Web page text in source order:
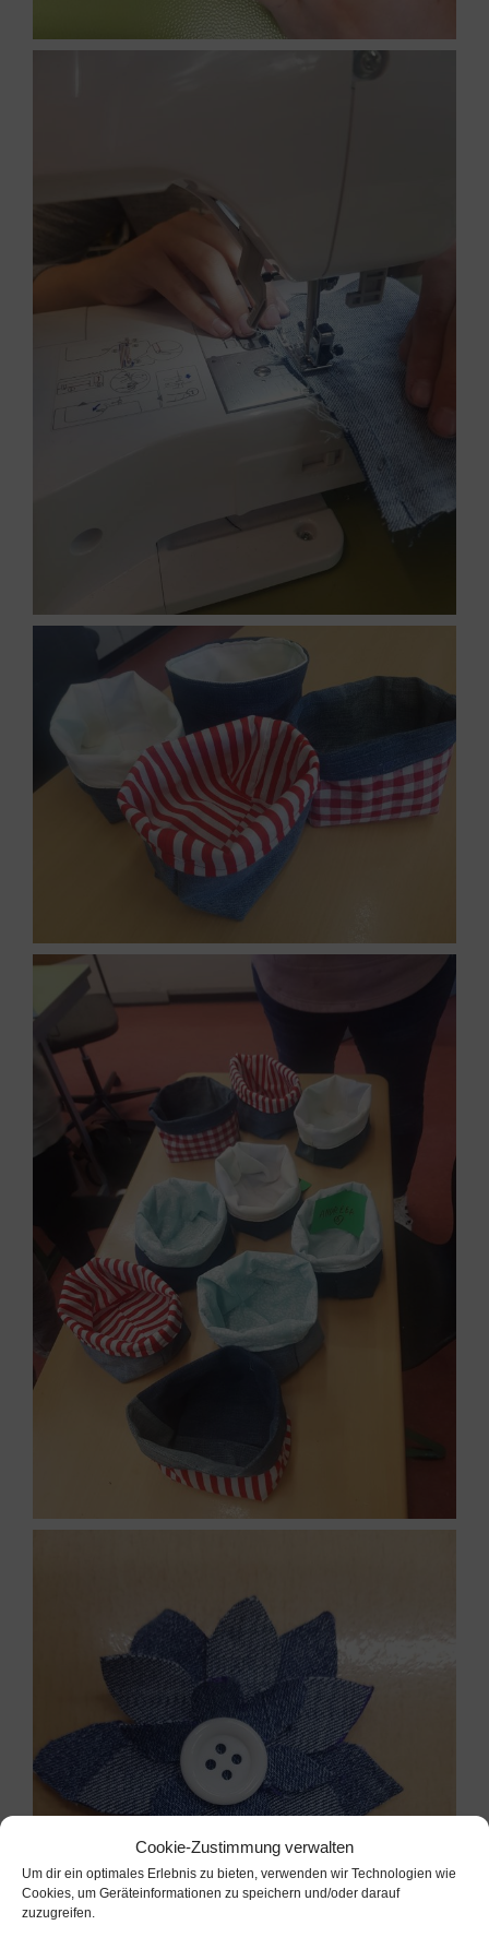
Cookie-Zustimmung verwalten
Um dir ein optimales Erlebnis zu bieten, verwenden wir Technologien wie
Cookies, um Geräteinformationen zu speichern und/oder darauf
zuzugreifen.